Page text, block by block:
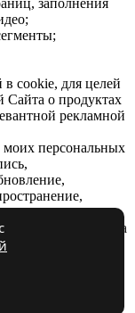
cookie, для целей
Сайта о продуктах
рекламной
моих персональных
моего перехода
лет, либо до
субъектом
его